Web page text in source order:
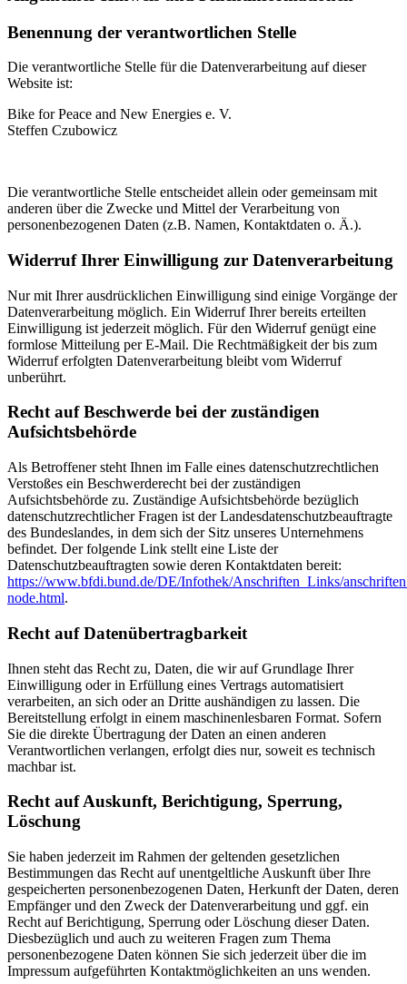
Benennung der verantwortlichen Stelle
Die verantwortliche Stelle für die Datenverarbeitung auf dieser
Website ist:
Bike for Peace and New Energies e. V.
Steffen Czubowicz
Die verantwortliche Stelle entscheidet allein oder gemeinsam mit
anderen über die Zwecke und Mittel der Verarbeitung von
personenbezogenen Daten (z.B. Namen, Kontaktdaten o. Ä.).
Widerruf Ihrer Einwilligung zur Datenverarbeitung
Nur mit Ihrer ausdrücklichen Einwilligung sind einige Vorgänge der
Datenverarbeitung möglich. Ein Widerruf Ihrer bereits erteilten
Einwilligung ist jederzeit möglich. Für den Widerruf genügt eine
formlose Mitteilung per E-Mail. Die Rechtmäßigkeit der bis zum
Widerruf erfolgten Datenverarbeitung bleibt vom Widerruf
unberührt.
Recht auf Beschwerde bei der zuständigen
Aufsichtsbehörde
Als Betroffener steht Ihnen im Falle eines datenschutzrechtlichen
Verstoßes ein Beschwerderecht bei der zuständigen
Aufsichtsbehörde zu. Zuständige Aufsichtsbehörde bezüglich
datenschutzrechtlicher Fragen ist der Landesdatenschutzbeauftragte
des Bundeslandes, in dem sich der Sitz unseres Unternehmens
befindet. Der folgende Link stellt eine Liste der
Datenschutzbeauftragten sowie deren Kontaktdaten bereit:
https://www.bfdi.bund.de/DE/Infothek/Anschriften_Links/
node.html.
Recht auf Datenübertragbarkeit
Ihnen steht das Recht zu, Daten, die wir auf Grundlage Ihrer
Einwilligung oder in Erfüllung eines Vertrags automatisiert
verarbeiten, an sich oder an Dritte aushändigen zu lassen. Die
Bereitstellung erfolgt in einem maschinenlesbaren Format. Sofern
Sie die direkte Übertragung der Daten an einen anderen
Verantwortlichen verlangen, erfolgt dies nur, soweit es technisch
machbar ist.
Recht auf Auskunft, Berichtigung, Sperrung,
Löschung
Sie haben jederzeit im Rahmen der geltenden gesetzlichen
Bestimmungen das Recht auf unentgeltliche Auskunft über Ihre
gespeicherten personenbezogenen Daten, Herkunft der Daten, deren
Empfänger und den Zweck der Datenverarbeitung und ggf. ein
Recht auf Berichtigung, Sperrung oder Löschung dieser Daten.
Diesbezüglich und auch zu weiteren Fragen zum Thema
personenbezogene Daten können Sie sich jederzeit über die im
Impressum aufgeführten Kontaktmöglichkeiten an uns wenden.